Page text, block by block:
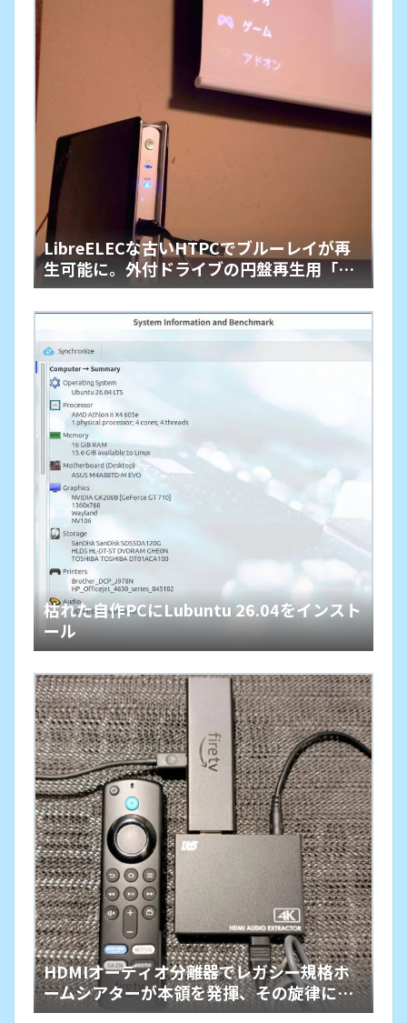
LibreELECな古いHTPCでブルーレイが再
生可能に。外付ドライブの円盤再生用「艦
橋」という余生
枯れた自作PCにLubuntu 26.04をインスト
ール
HDMIオーディオ分離器でレガシー規格ホ
ームシアターが本領を発揮、その旋律に戦
慄